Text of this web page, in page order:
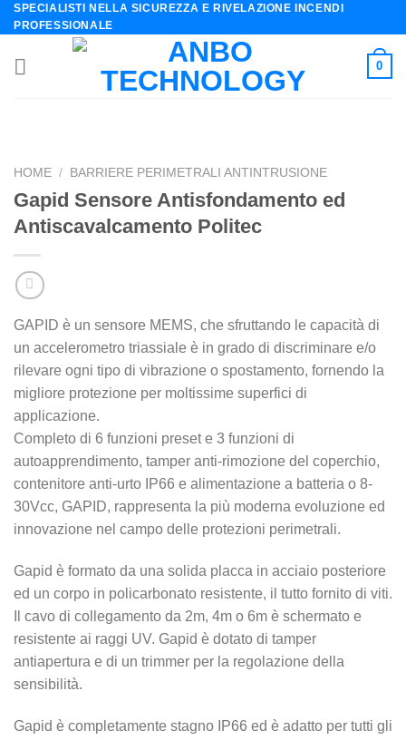
Skip
to
content
SPECIALISTI NELLA SICUREZZA E RIVELAZIONE INCENDI
PROFESSIONALE
0
HOME / BARRIERE PERIMETRALI ANTINTRUSIONE
Gapid Sensore Antisfondamento ed
Antiscavalcamento Politec
GAPID è un sensore MEMS, che sfruttando le capacità di
un accelerometro triassiale è in grado di discriminare e/o
rilevare ogni tipo di vibrazione o spostamento, fornendo la
migliore protezione per moltissime superfici di
applicazione.
Completo di 6 funzioni preset e 3 funzioni di
autoapprendimento, tamper anti-rimozione del coperchio,
contenitore anti-urto IP66 e alimentazione a batteria o 8-
30Vcc, GAPID, rappresenta la più moderna evoluzione ed
innovazione nel campo delle protezioni perimetrali.
Gapid è formato da una solida placca in acciaio posteriore
ed un corpo in policarbonato resistente, il tutto fornito di viti.
Il cavo di collegamento da 2m, 4m o 6m è schermato e
resistente ai raggi UV. Gapid è dotato di tamper
antiapertura e di un trimmer per la regolazione della
sensibilità.
Gapid è completamente stagno IP66 ed è adatto per tutti gli